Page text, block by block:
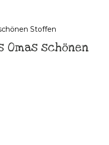
Omas schönen